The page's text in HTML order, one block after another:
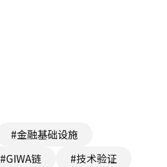
#金融基础设施
#GIWA链
#技术验证